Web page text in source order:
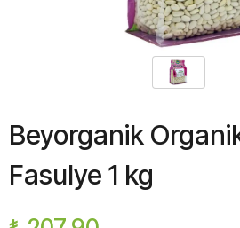
Beyorganik
Fasulye 1 kg